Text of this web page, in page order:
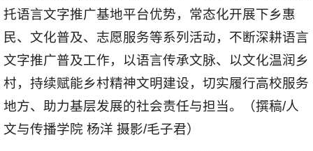
托语言文字推广基地平台优势，常态化开展下乡惠
民、文化普及、志愿服务等系列活动，不断深耕语言
文字推广普及工作，以语言传承文脉、以文化温润乡
村，持续赋能乡村精神文明建设，切实履行高校服务
地方、助力基层发展的社会责任与担当。（撰稿/人
文与传播学院 杨洋 摄影/毛子君）